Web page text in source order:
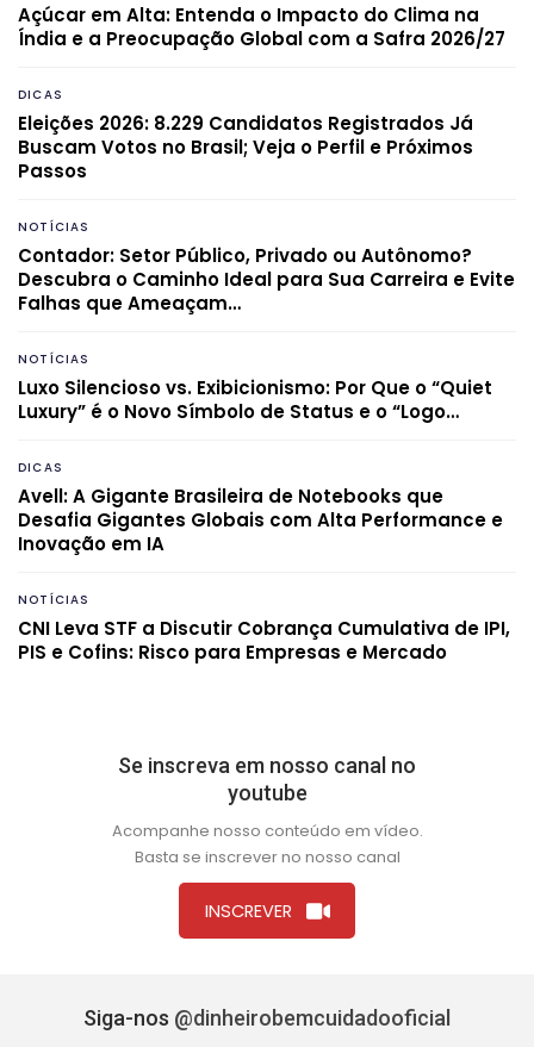
Açúcar em Alta: Entenda o Impacto do Clima na
Índia e a Preocupação Global com a Safra 2026/27
DICAS
Eleições 2026: 8.229 Candidatos Registrados Já
Buscam Votos no Brasil; Veja o Perfil e Próximos
Passos
NOTÍCIAS
Contador: Setor Público, Privado ou Autônomo?
Descubra o Caminho Ideal para Sua Carreira e Evite
Falhas que Ameaçam…
NOTÍCIAS
Luxo Silencioso vs. Exibicionismo: Por Que o “Quiet
Luxury” é o Novo Símbolo de Status e o “Logo…
DICAS
Avell: A Gigante Brasileira de Notebooks que
Desafia Gigantes Globais com Alta Performance e
Inovação em IA
NOTÍCIAS
CNI Leva STF a Discutir Cobrança Cumulativa de IPI,
PIS e Cofins: Risco para Empresas e Mercado
Se inscreva em nosso canal no
youtube
Acompanhe nosso conteúdo em vídeo.
Basta se inscrever no nosso canal
INSCREVER
Siga-nos @dinheirobemcuidadooficial